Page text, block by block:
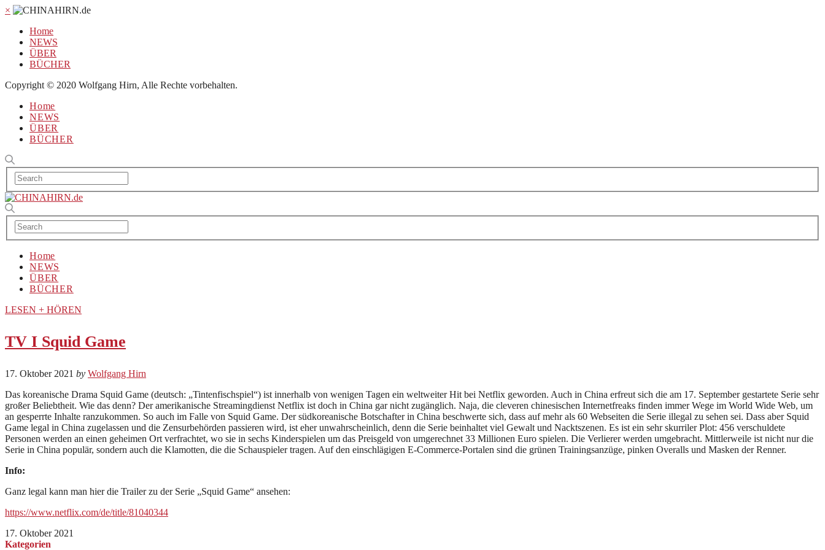
×
Home
NEWS
ÜBER
BÜCHER
Copyright © 2020 Wolfgang Hirn, Alle Rechte vorbehalten.
Home
NEWS
ÜBER
BÜCHER
Home
NEWS
ÜBER
BÜCHER
LESEN + HÖREN
TV I Squid Game
17. Oktober 2021 by Wolfgang Hirn
Das koreanische Drama Squid Game (deutsch: „Tintenfischspiel“) ist innerhalb von wenigen Tagen ein weltweiter Hit bei Netflix geworden. Auch in China erfreut sich die am 17. September gestartete Serie sehr
großer Beliebtheit. Wie das denn? Der amerikanische Streamingdienst Netflix ist doch in China gar nicht zugänglich. Naja, die cleveren chinesischen Internetfreaks finden immer Wege im World Wide Web, um
an gesperrte Inhalte ranzukommen. So auch im Falle von Squid Game. Der südkoreanische Botschafter in China beschwerte sich, dass auf mehr als 60 Webseiten die Serie illegal zu sehen sei. Dass aber Squid
Game legal in China zugelassen und die Zensurbehörden passieren wird, ist eher unwahrscheinlich, denn die Serie beinhaltet viel Gewalt und Nacktszenen. Es ist ein sehr skurriler Plot: 456 verschuldete
Personen werden an einen geheimen Ort verfrachtet, wo sie in sechs Kinderspielen um das Preisgeld von umgerechnet 33 Millionen Euro spielen. Die Verlierer werden umgebracht. Mittlerweile ist nicht nur die
Serie in China populär, sondern auch die Klamotten, die die Schauspieler tragen. Auf den einschlägigen E-Commerce-Portalen sind die grünen Trainingsanzüge, pinken Overalls und Masken der Renner.
Info:
Ganz legal kann man hier die Trailer zu der Serie „Squid Game“ ansehen:
https://www.netflix.com/de/title/81040344
17. Oktober 2021
Kategorien